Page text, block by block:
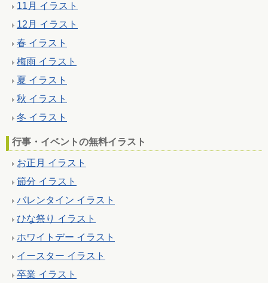
11月 イラスト
12月 イラスト
春 イラスト
梅雨 イラスト
夏 イラスト
秋 イラスト
冬 イラスト
行事・イベントの無料イラスト
お正月 イラスト
節分 イラスト
バレンタイン イラスト
ひな祭り イラスト
ホワイトデー イラスト
イースター イラスト
卒業 イラスト